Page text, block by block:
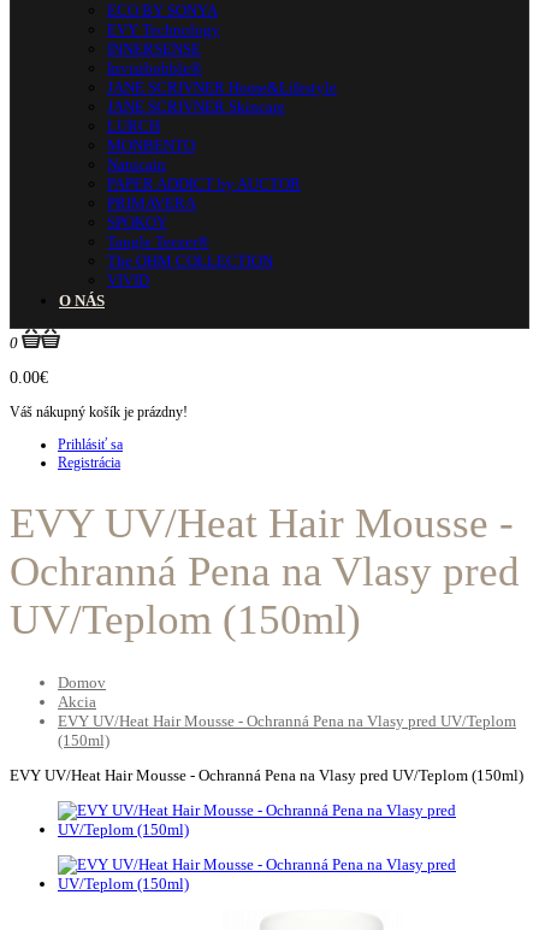
ECO BY SONYA
EVY Technology
INNERSENSE
Invisibobble®
JANE SCRIVNER Home&Lifestyle
JANE SCRIVNER Skincare
LURCH
MONBENTO
Natucain
PAPER ADDICT by AUCTOR
PRIMAVERA
SPOKOY
Tangle Teezer®
The OHM COLLECTION
VIVID
O NÁS
0
0.00€
Váš nákupný košík je prázdny!
Prihlásiť sa
Registrácia
EVY UV/Heat Hair Mousse -
Ochranná Pena na Vlasy pred
UV/Teplom (150ml)
Domov
Akcia
EVY UV/Heat Hair Mousse - Ochranná Pena na Vlasy pred UV/Teplom
(150ml)
EVY UV/Heat Hair Mousse - Ochranná Pena na Vlasy pred UV/Teplom (150ml)